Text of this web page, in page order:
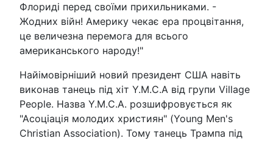
Флориді перед своїми прихильниками. -
Жодних війн! Америку чекає ера процвітання,
це величезна перемога для всього
американського народу!"
Найімовірніший новий президент США навіть
виконав танець під хіт Y.M.C.A від групи Village
People. Назва Y.M.C.A. розшифровується як
"Асоціація молодих християн" (Young Men's
Christian Association). Тому танець Трампа під